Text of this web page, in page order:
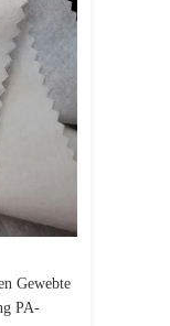
Gewebte
PA-